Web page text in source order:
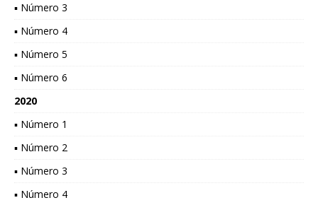
▪ Número 3
▪ Número 4
▪ Número 5
▪ Número 6
2020
▪ Número 1
▪ Número 2
▪ Número 3
▪ Número 4